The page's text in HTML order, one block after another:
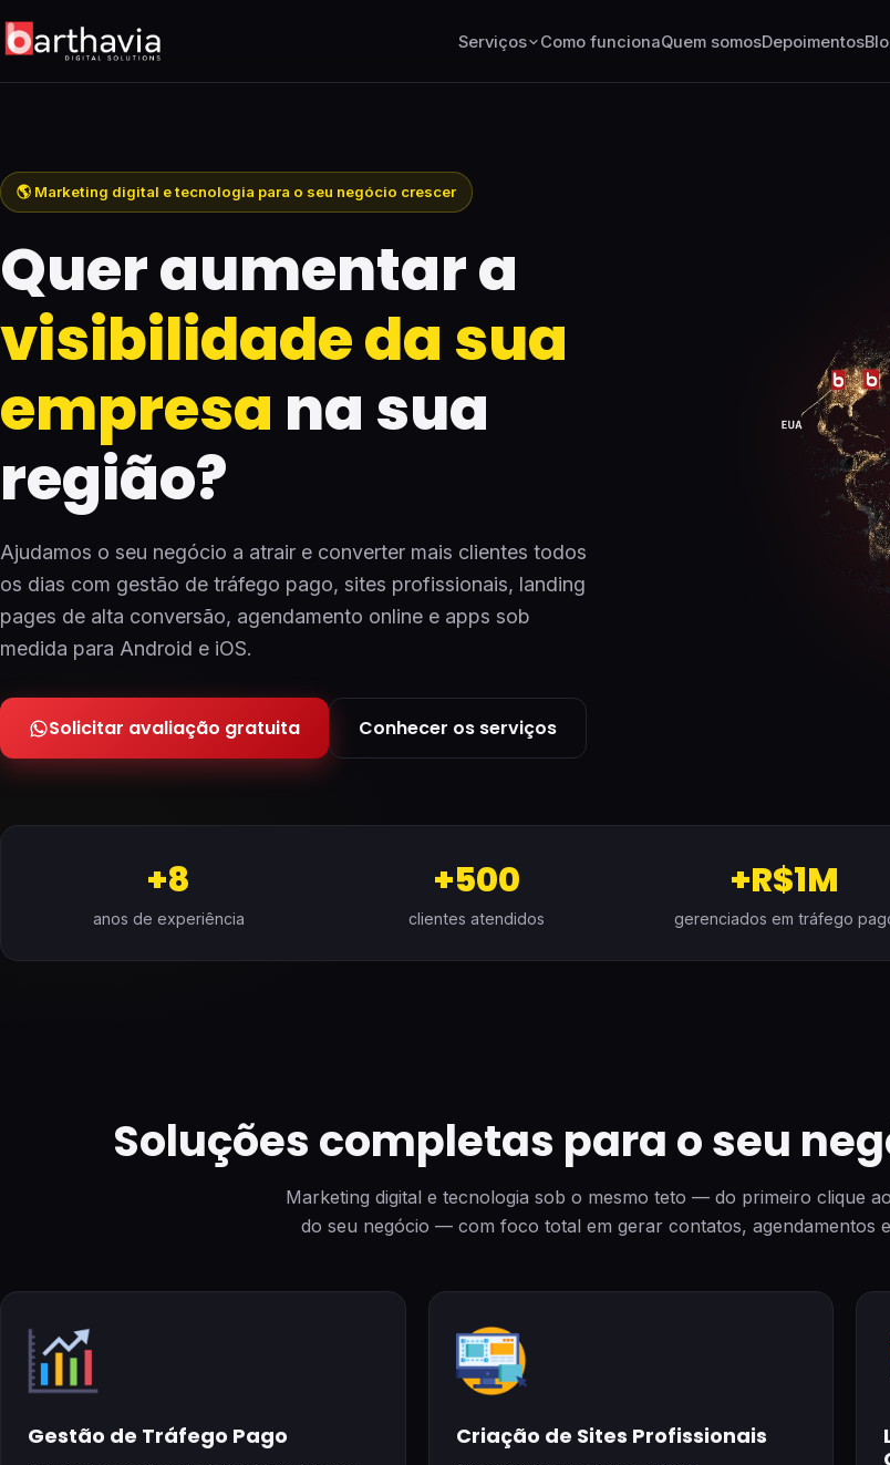
Serviços Como funcionaQuem somosDepoimentos
🌎 Marketing digital e tecnologia para o seu negócio crescer
Quer aumentar a
visibilidade da sua
empresa na sua
região?
Ajudamos o seu negócio a atrair e converter mais clientes todos
os dias com gestão de tráfego pago, sites profissionais, landing
pages de alta conversão, agendamento online e apps sob
medida para Android e iOS.
Solicitar avaliação gratuita Conhecer os serviços
+8
anos de experiência
+500
clientes atendidos
+R$1M
gerenciados em tráfego
Soluções completas para o seu
Marketing digital e tecnologia sob o mesmo teto — do primeiro clique
do seu negócio — com foco total em gerar contatos, agendamentos
Gestão de Tráfego Pago Criação de Sites Profissionais